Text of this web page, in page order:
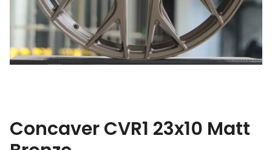
Concaver CVR1 23x10 Matt